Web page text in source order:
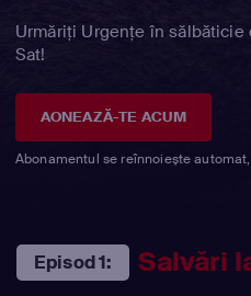
Urmăriți Urgențe în sălbăticie
Sat!
AONEAZĂ-TE ACUM
Abonamentul se reînnoiește
Episod 1: Salvări